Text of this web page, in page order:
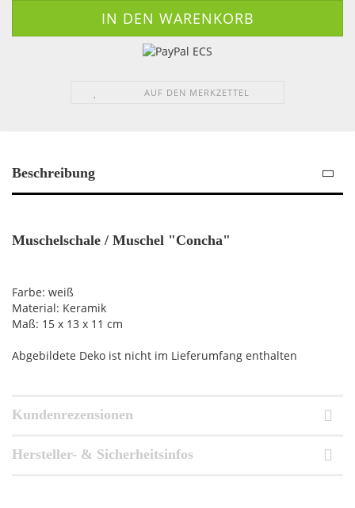
AUF DEN MERKZETTEL
Beschreibung
Muschelschale / Muschel "Concha"
Farbe: weiß
Material: Keramik
Maß: 15 x 13 x 11 cm
Abgebildete Deko ist nicht im Lieferumfang enthalten
Kundenrezensionen
Hersteller- & Sicherheitsinfos